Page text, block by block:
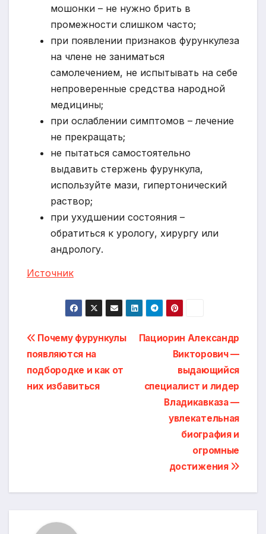
мошонки – не нужно брить в
промежности слишком часто;
при появлении признаков фурункулеза
на члене не заниматься
самолечением, не испытывать на себе
непроверенные средства народной
медицины;
при ослаблении симптомов – лечение
не прекращать;
не пытаться самостоятельно
выдавить стержень фурункула,
используйте мази, гипертонический
раствор;
при ухудшении состояния –
обратиться к урологу, хирургу или
андрологу.
Источник
Навигация
по
записям
Пациорин Александр
Викторович —
выдающийся
специалист и лидер
Владикавказа —
увлекательная
биография и
огромные
достижения
Почему фурункулы
появляются на
подбородке и как от
них избавиться